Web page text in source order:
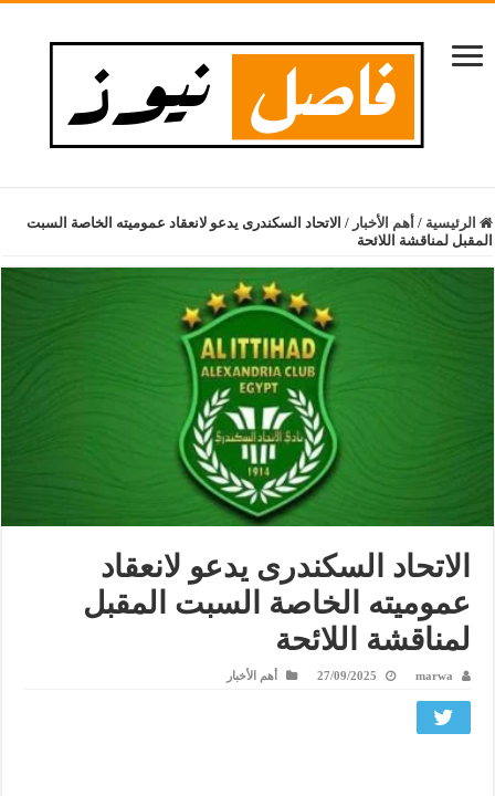
الرئيسية / أهم الأخبار / الاتحاد السكندرى يدعو لانعقاد عموميته الخاصة السبت
المقبل لمناقشة اللائحة
الاتحاد السكندرى يدعو لانعقاد
عموميته الخاصة السبت المقبل
لمناقشة اللائحة
marwa
27/09/2025 أهم الأخبار